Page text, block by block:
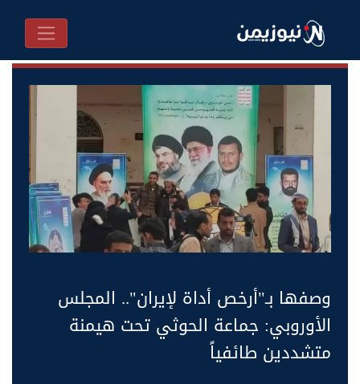
وصفها بـ"أرخص أداة لإيران".. المجلس
الأوروبي: جماعة الحوثي تحت هيمنة
متشددين طائفياً